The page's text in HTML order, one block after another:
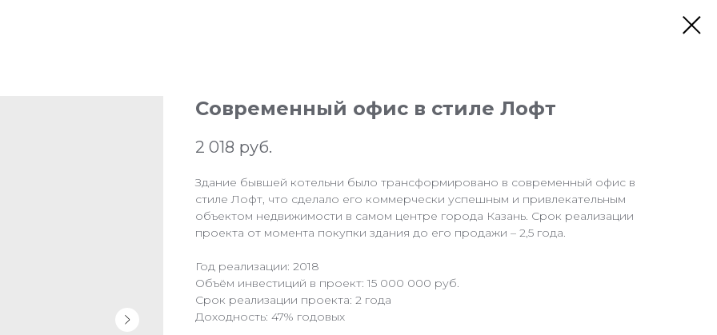
Современный офис в стиле Лофт
2 018 руб.
Здание бывшей котельни было трансформировано в современный офис в
стиле Лофт, что сделало его коммерчески успешным и привлекательным
объектом недвижимости в самом центре города Казань. Срок реализации
проекта от момента покупки здания до его продажи – 2,5 года.
Год реализации: 2018
Объём инвестиций в проект: 15 000 000 руб.
Срок реализации проекта: 2 года
Доходность: 47% годовых